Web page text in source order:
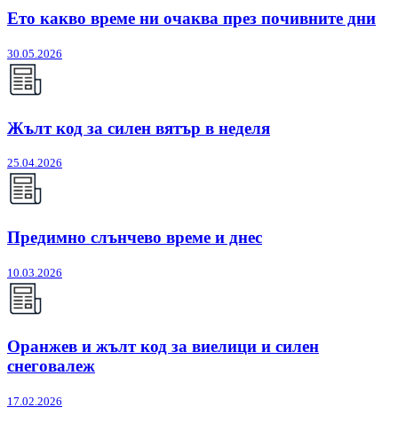
Ето какво време ни очаква през почивните дни
30.05.2026
Жълт код за силен вятър в неделя
25.04.2026
Предимно слънчево време и днес
10.03.2026
Оранжев и жълт код за виелици и силен
снеговалеж
17.02.2026